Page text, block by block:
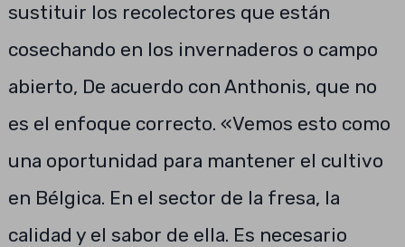
sustituir los recolectores que están
cosechando en los invernaderos o campo
abierto, De acuerdo con Anthonis, que no
es el enfoque correcto. «Vemos esto como
una oportunidad para mantener el cultivo
en Bélgica. En el sector de la fresa, la
calidad y el sabor de ella. Es necesario